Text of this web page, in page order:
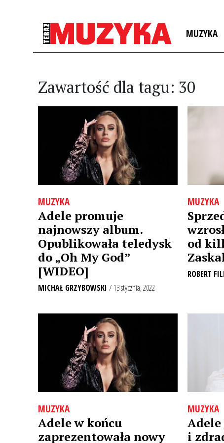
MUZYKA
Zawartość dla tagu: 30
MUZYKA
Adele promuje
najnowszy album.
Opublikowała teledysk
do „Oh My God”
[WIDEO]
MICHAŁ GRZYBOWSKI / 13 stycznia, 2022
MUZYKA
od
ROBERT
MUZYKA
Adele w końcu
zaprezentowała nowy
MUZYKA
Adele
i